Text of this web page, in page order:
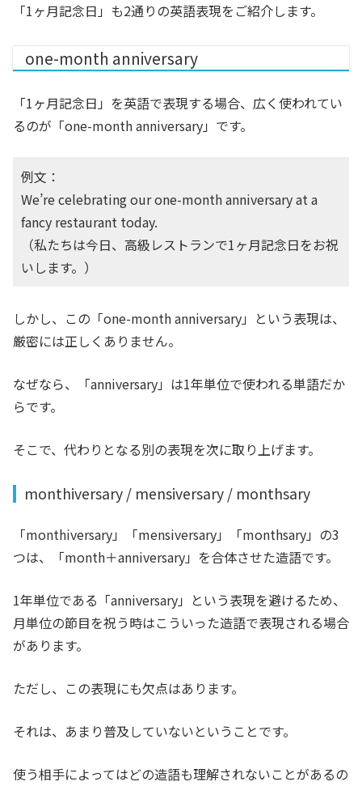
「1ヶ月記念日」も2通りの英語表現をご紹介します。
one-month anniversary
「1ヶ月記念日」を英語で表現する場合、広く使われてい
るのが「one-month anniversary」です。
例文：
We’re celebrating our one-month anniversary at a
fancy restaurant today.
（私たちは今日、高級レストランで1ヶ月記念日をお祝
いします。）
しかし、この「one-month anniversary」という表現は、
厳密には正しくありません。
なぜなら、「anniversary」は1年単位で使われる単語だか
らです。
そこで、代わりとなる別の表現を次に取り上げます。
monthiversary / mensiversary / monthsary
「monthiversary」「mensiversary」「monthsary」の3
つは、「month＋anniversary」を合体させた造語です。
1年単位である「anniversary」という表現を避けるため、
月単位の節目を祝う時はこういった造語で表現される場合
があります。
ただし、この表現にも欠点はあります。
それは、あまり普及していないということです。
使う相手によってはどの造語も理解されないことがあるの